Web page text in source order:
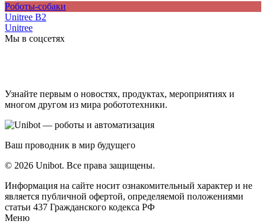
Роботы-собаки
Unitree B2
Unitree
Мы в соцсетях
Узнайте первым о новостях, продуктах, мероприятиях и
многом другом из мира робототехники.
Ваш проводник в мир будущего
© 2026 Unibot. Все права защищены.
Информация на сайте носит ознакомительный характер и не
является публичной офертой, определяемой положениями
статьи 437 Гражданского кодекса РФ
Меню